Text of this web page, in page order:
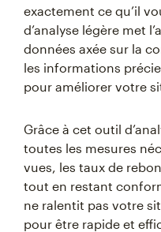
exactement ce qu’il
d’analyse légère met
données axée sur la
les informations
pour améliorer votre
Grâce à cet outil
toutes les mesures
vues, les taux de
tout en restant
ne ralentit pas votre
pour être rapide et